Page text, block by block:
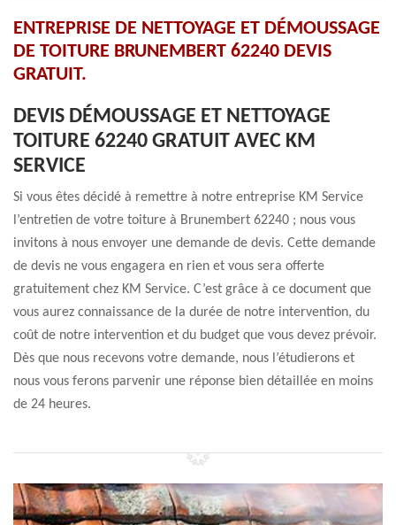
ENTREPRISE DE NETTOYAGE ET DÉMOUSSAGE
DE TOITURE BRUNEMBERT 62240 DEVIS
GRATUIT.
DEVIS DÉMOUSSAGE ET NETTOYAGE
TOITURE 62240 GRATUIT AVEC KM
SERVICE
Si vous êtes décidé à remettre à notre entreprise KM Service
l’entretien de votre toiture à Brunembert 62240 ; nous vous
invitons à nous envoyer une demande de devis. Cette demande
de devis ne vous engagera en rien et vous sera offerte
gratuitement chez KM Service. C’est grâce à ce document que
vous aurez connaissance de la durée de notre intervention, du
coût de notre intervention et du budget que vous devez prévoir.
Dès que nous recevons votre demande, nous l’étudierons et
nous vous ferons parvenir une réponse bien détaillée en moins
de 24 heures.